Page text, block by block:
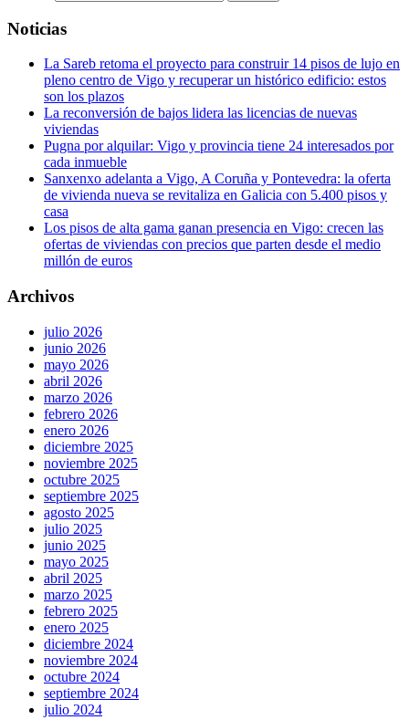
Noticias
La Sareb retoma el proyecto para construir 14 pisos de lujo en
pleno centro de Vigo y recuperar un histórico edificio: estos
son los plazos
La reconversión de bajos lidera las licencias de nuevas
viviendas
Pugna por alquilar: Vigo y provincia tiene 24 interesados por
cada inmueble
Sanxenxo adelanta a Vigo, A Coruña y Pontevedra: la oferta
de vivienda nueva se revitaliza en Galicia con 5.400 pisos y
casa
Los pisos de alta gama ganan presencia en Vigo: crecen las
ofertas de viviendas con precios que parten desde el medio
millón de euros
Archivos
julio 2026
junio 2026
mayo 2026
abril 2026
marzo 2026
febrero 2026
enero 2026
diciembre 2025
noviembre 2025
octubre 2025
septiembre 2025
agosto 2025
julio 2025
junio 2025
mayo 2025
abril 2025
marzo 2025
febrero 2025
enero 2025
diciembre 2024
noviembre 2024
octubre 2024
septiembre 2024
julio 2024